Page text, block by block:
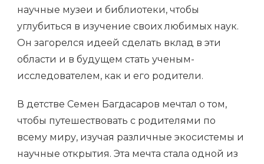
научные музеи и библиотеки, чтобы
углубиться в изучение своих любимых наук.
Он загорелся идеей сделать вклад в эти
области и в будущем стать ученым-
исследователем, как и его родители.
В детстве Семен Багдасаров мечтал о том,
чтобы путешествовать с родителями по
всему миру, изучая различные экосистемы и
научные открытия. Эта мечта стала одной из